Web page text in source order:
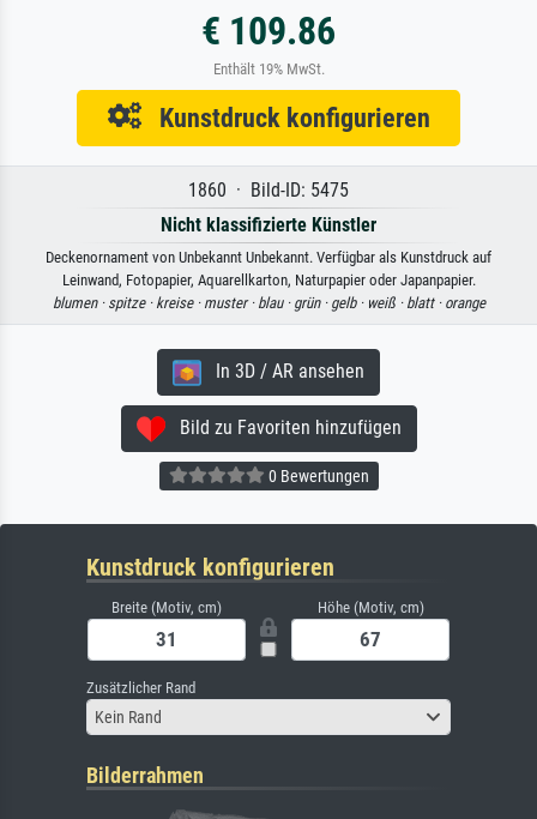
€ 109.86
Enthält 19% MwSt.
Kunstdruck konfigurieren
1860 · Bild-ID: 5475
Nicht klassifizierte Künstler
Deckenornament von Unbekannt Unbekannt. Verfügbar als Kunstdruck auf
Leinwand, Fotopapier, Aquarellkarton, Naturpapier oder Japanpapier.
blumen · spitze · kreise · muster · blau · grün · gelb · weiß · blatt · orange
In 3D / AR ansehen
Bild zu Favoriten hinzufügen
0 Bewertungen
Kunstdruck konfigurieren
Breite (Motiv, cm) Höhe (Motiv, cm)
Zusätzlicher Rand
Kein Rand
Bilderrahmen